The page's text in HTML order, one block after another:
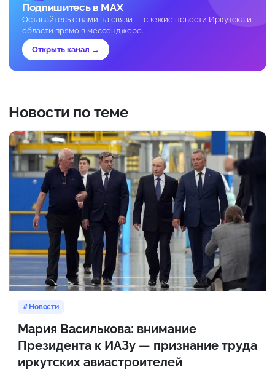
Подпишитесь в MAX
Оставайтесь с нами на связи — свежие новости Иркутска и
области прямо в мессенджере.
Открыть канал →
Новости по теме
Новости
Мария Василькова: внимание
Президента к ИАЗу — признание труда
иркутских авиастроителей